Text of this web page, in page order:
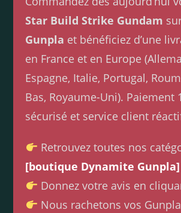
Star Build Strike Gundam
Gunpla et bénéficiez d’une
en France et en Europe
Espagne, Italie, Portugal,
Bas, Royaume-Uni). Paiement
sécurisé et service client
Retrouvez toutes nos
[boutique Dynamite Gunpla]
Donnez votre avis en
Nous rachetons vos